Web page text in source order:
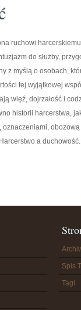
ruchowi
do służby,
z myślą o osobach,
tej wyjątkowej
więź, dojrzałość i
historii harcerstwa,
a
Spis
Tagi